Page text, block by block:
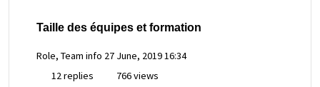
Taille des équipes et formation
Role, Team info 27 June, 2019 16:34
12 replies
766 views